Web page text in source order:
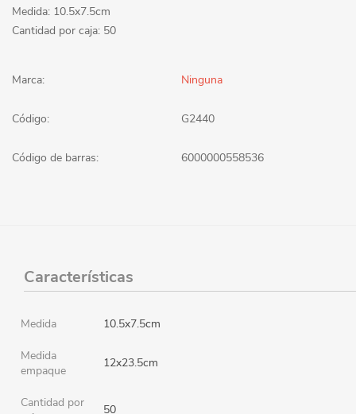
Medida: 10.5x7.5cm
Cantidad por caja: 50
Marca: Ninguna
Código: G2440
Código de barras: 6000000558536
Características
Medida 10.5x7.5cm
Medida
empaque
12x23.5cm
Cantidad por
50